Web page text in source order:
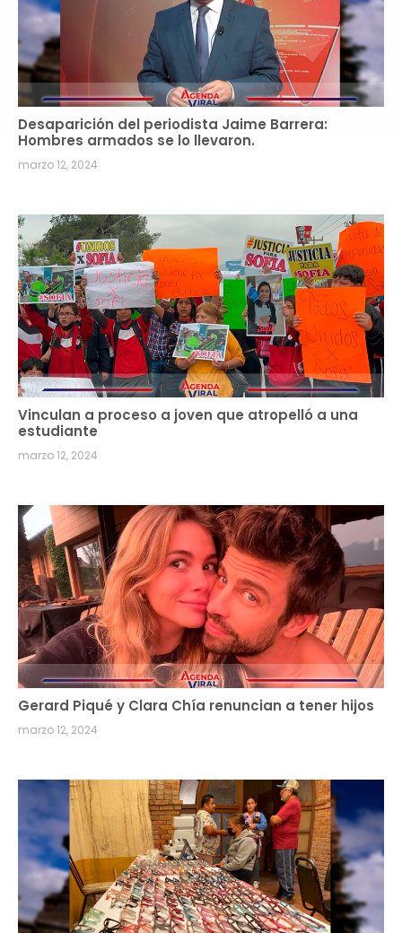
Desaparición del periodista Jaime Barrera:
Hombres armados se lo llevaron.
marzo 12, 2024
Vinculan a proceso a joven que atropelló a una
estudiante
marzo 12, 2024
Gerard Piqué y Clara Chía renuncian a tener hijos
marzo 12, 2024